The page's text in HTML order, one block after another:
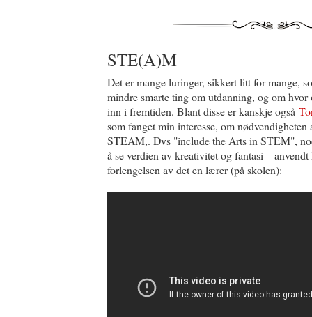
STE(A)M
Det er mange luringer, sikkert litt for mange,
mindre smarte ting om utdanning, og om
inn i fremtiden. Blant disse er kanskje også
som fanget min interesse, om
STEAM,. Dvs "include the Arts in STEM",
å se verdien av kreativitet og fantasi –
forlengelsen av det en lærer (på skolen):